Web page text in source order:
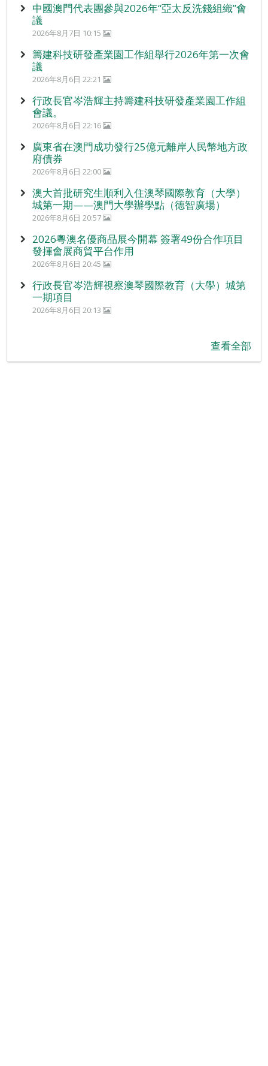
中國澳門代表團參與2026年“亞太反洗錢組織”會
議
2026年8月7日 10:15
籌建科技研發產業園工作組舉行2026年第一次會
議
2026年8月6日 22:21
行政長官岑浩輝主持籌建科技研發產業園工作組
會議。
2026年8月6日 22:16
廣東省在澳門成功發行25億元離岸人民幣地方政
府債券
2026年8月6日 22:00
澳大首批研究生順利入住澳琴國際教育（大學）
城第一期——澳門大學辦學點（德智廣場）
2026年8月6日 20:57
2026粵澳名優商品展今開幕 簽署49份合作項目
發揮會展商貿平台作用
2026年8月6日 20:45
行政長官岑浩輝視察澳琴國際教育（大學）城第
一期項目
2026年8月6日 20:13
查看全部